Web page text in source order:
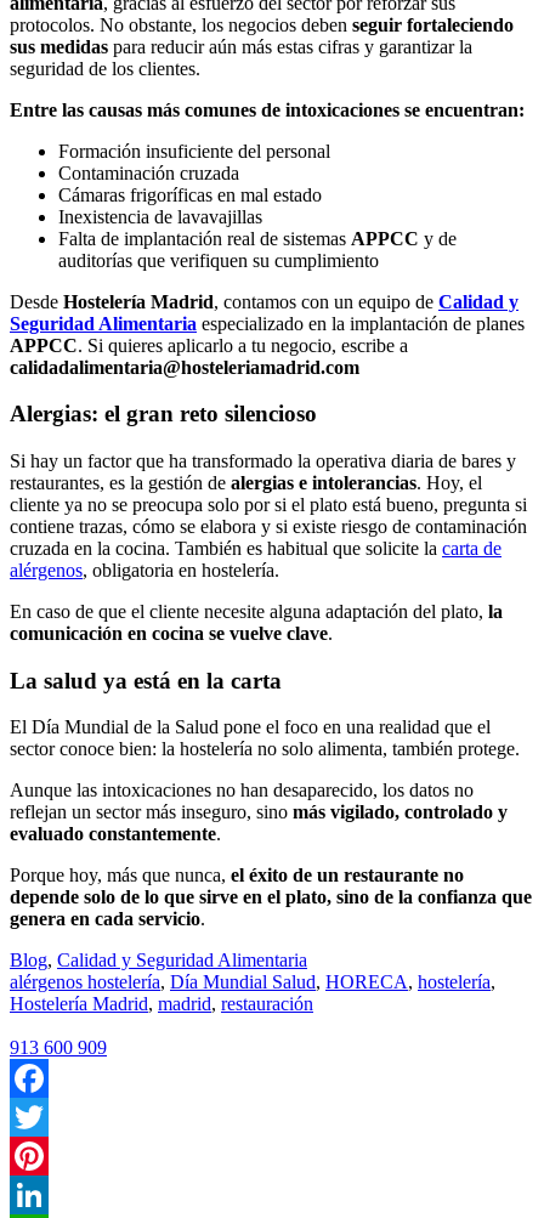
protocolos. No obstante, los negocios deben seguir fortaleciendo
sus medidas para reducir aún más estas cifras y garantizar la
seguridad de los clientes.
Entre las causas más comunes de intoxicaciones se encuentran:
Formación insuficiente del personal
Contaminación cruzada
Cámaras frigoríficas en mal estado
Inexistencia de lavavajillas
Falta de implantación real de sistemas APPCC y de
auditorías que verifiquen su cumplimiento
Desde Hostelería Madrid, contamos con un equipo de Calidad y
Seguridad Alimentaria especializado en la implantación de planes
APPCC. Si quieres aplicarlo a tu negocio, escribe a
calidadalimentaria@hosteleriamadrid.com
Alergias: el gran reto silencioso
Si hay un factor que ha transformado la operativa diaria de bares y
restaurantes, es la gestión de alergias e intolerancias. Hoy, el
cliente ya no se preocupa solo por si el plato está bueno, pregunta si
contiene trazas, cómo se elabora y si existe riesgo de contaminación
cruzada en la cocina. También es habitual que solicite la carta de
alérgenos, obligatoria en hostelería.
En caso de que el cliente necesite alguna adaptación del plato, la
comunicación en cocina se vuelve clave.
La salud ya está en la carta
El Día Mundial de la Salud pone el foco en una realidad que el
sector conoce bien: la hostelería no solo alimenta, también protege.
Aunque las intoxicaciones no han desaparecido, los datos no
reflejan un sector más inseguro, sino más vigilado, controlado y
evaluado constantemente.
Porque hoy, más que nunca, el éxito de un restaurante no
depende solo de lo que sirve en el plato, sino de la confianza que
genera en cada servicio.
Blog, Calidad y Seguridad Alimentaria
alérgenos hostelería, Día Mundial Salud, HORECA, hostelería,
Hostelería Madrid, madrid, restauración
913 600 909
Facebook
Twitter
Pinterest